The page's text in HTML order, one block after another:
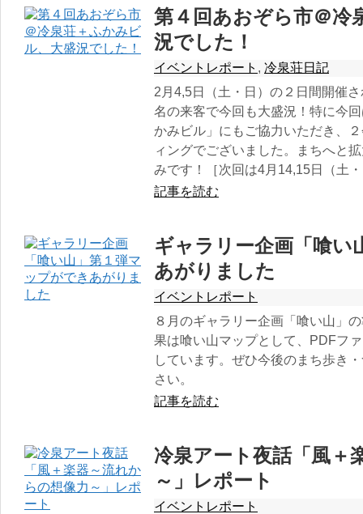
第４回あおぞら市＠冷
況でした！
イベントレポート , 冷泉荘日記
2月4,5日（土・日）の２日間開催
名の来客で今回も大盛況！特に今
かみビル」にもご協力いただき、
ィングでございました。まちへと
みです！［次回は4月14,15日（土
記事を読む
ギャラリー企画「喰い
あがりました
イベントレポート
８月のギャラリー企画「喰い山」
果は喰い山マップとして、PDFフ
しています。ぜひ今後のまち歩き
さい。
記事を読む
冷泉アート夜話「風＋
～」レポート
イベントレポート